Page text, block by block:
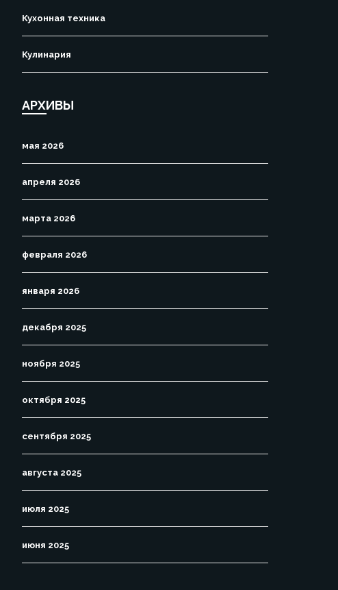
Кухонная техника
Кулинария
АРХИВЫ
мая 2026
апреля 2026
марта 2026
февраля 2026
января 2026
декабря 2025
ноября 2025
октября 2025
сентября 2025
августа 2025
июля 2025
июня 2025